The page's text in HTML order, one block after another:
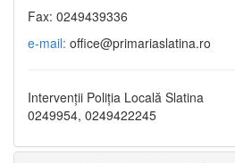
Fax: 0249439336
e-mail: office@primariaslatina.ro
Intervenții Poliția Locală Slatina
0249954, 0249422245